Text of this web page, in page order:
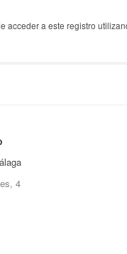
acceder a este registro
4